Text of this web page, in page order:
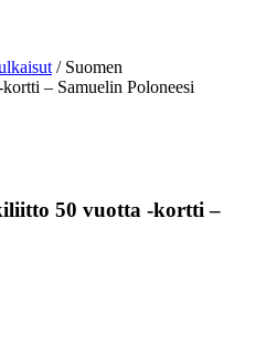
/ Suomen
– Samuelin Poloneesi
50 vuotta -kortti –